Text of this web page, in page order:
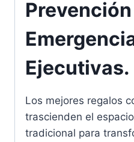
Ejecutivas.
Los mejores regalos
trascienden el
tradicional para